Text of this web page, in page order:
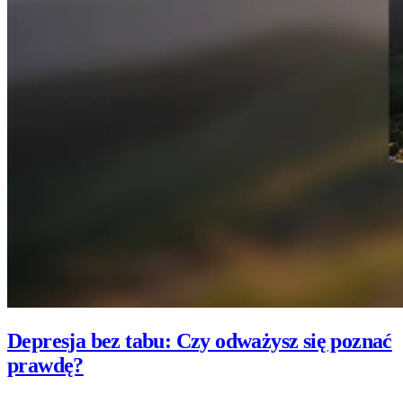
Depresja bez tabu: Czy odważysz się poznać
prawdę?